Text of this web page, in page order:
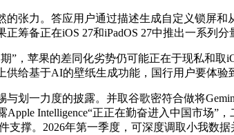
力。答应用户通过描述生成自定义锁屏和
筹备正在iOS 27和iPadOS 27中推出一系列
，苹果的差同化劣势仍可能正在于现私和
给基于AI的壁纸生成功能，国行用户要体验
一力度的披露。并取谷歌密符合做将
Apple Intelligence“正正在勤奋进入中国市
支撑。2026年第一季度，可深度调取小我